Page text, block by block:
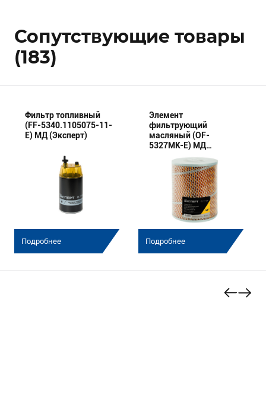
Сопутствующие товары
(183)
Фильтр топливный
(FF-5340.1105075-11-
E) МД (Эксперт)
Подробнее
Элемент
фильтрующий
масляный (OF-
5327МК-E) МД
(Эксперт)
Подробнее